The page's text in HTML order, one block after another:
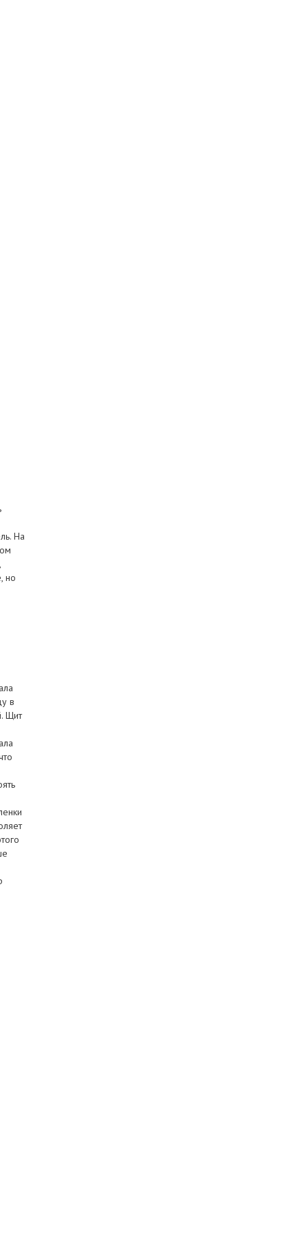
На
но
в
Щит